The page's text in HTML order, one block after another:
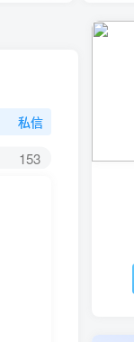
私信
153